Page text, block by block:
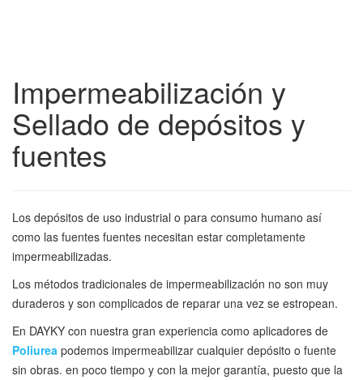
Impermeabilización y
Sellado de depósitos y
fuentes
Los depósitos de uso industrial o para consumo humano así
como las fuentes fuentes necesitan estar completamente
impermeabilizadas.
Los métodos tradicionales de impermeabilización no son muy
duraderos y son complicados de reparar una vez se estropean.
En DAYKY con nuestra gran experiencia como aplicadores de
Poliurea podemos impermeabilizar cualquier depósito o fuente
sin obras. en poco tiempo y con la mejor garantía, puesto que la